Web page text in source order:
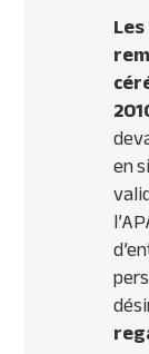
en
l’